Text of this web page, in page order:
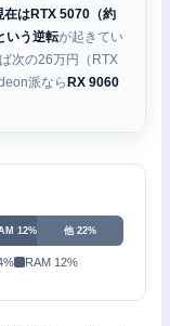
在はRTX 5070（約
いう逆転が起きてい
次の26万円（RTX
派ならRX 9060
12% 他 22%
RAM 12%